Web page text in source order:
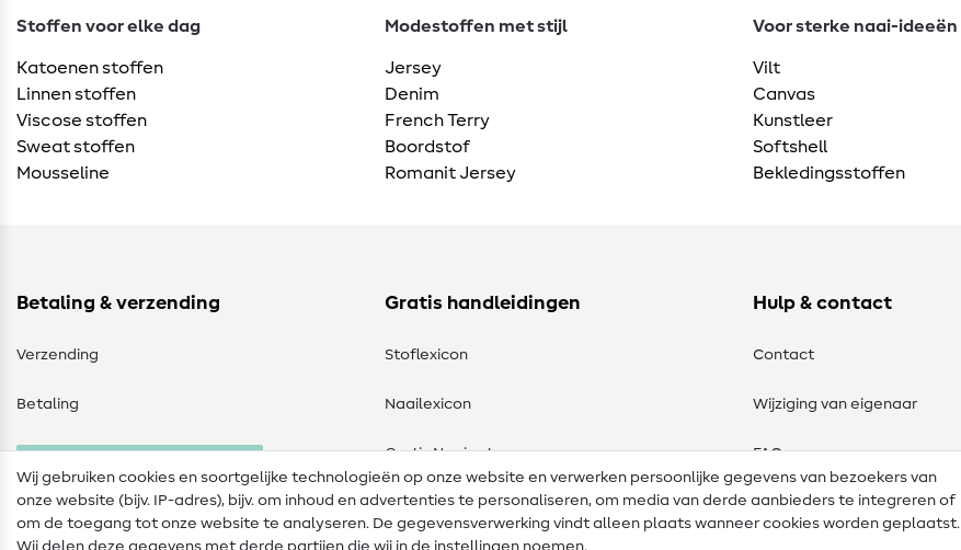
Stoffen voor elke dag
Katoenen stoffen
Linnen stoffen
Viscose stoffen
Sweat stoffen
Mousseline
Modestoffen met stijl
Jersey
Denim
French Terry
Boordstof
Romanit Jersey
Voor sterke naai-ideeën
Vilt
Canvas
Kunstleer
Softshell
Bekledingsstoffen
Betaling & verzending
Verzending
Betaling
Gratis handleidingen
Stoflexicon
Naailexicon
Gratis Naaipatronen
Hulp & contact
Contact
Wijziging van eigenaar
FAQ
Herroepingsrecht
Wij gebruiken cookies en soortgelijke technologieën op onze website en verwerken persoonlijke gegevens van bezoekers van
onze website (bijv. IP-adres), bijv. om inhoud en advertenties te personaliseren, om media van derde aanbieders te integreren of
om de toegang tot onze website te analyseren. De gegevensverwerking vindt alleen plaats wanneer cookies worden geplaatst.
Wij delen deze gegevens met derde partijen die wij in de instellingen noemen.